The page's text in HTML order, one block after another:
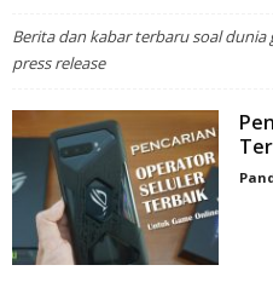
Berita dan kabar terbaru soal
press release